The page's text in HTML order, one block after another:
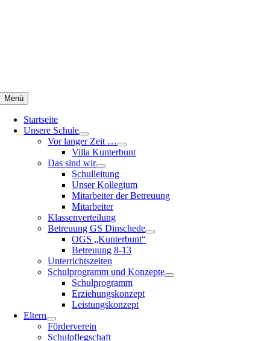
Menü
Startseite
Unsere Schule
Vor langer Zeit …
Villa Kunterbunt
Das sind wir
Schulleitung
Unser Kollegium
Mitarbeiter der Betreuung
Mitarbeiter
Klassenverteilung
Betreuung GS Dinschede
OGS „Kunterbunt“
Betreuung 8-13
Unterrichtszeiten
Schulprogramm und Konzepte
Schulprogramm
Erziehungskonzept
Leistungskonzept
Eltern
Förderverein
Schulpflegschaft